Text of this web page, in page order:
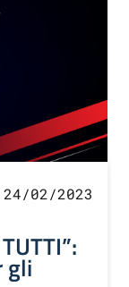
24/02/2023
gli